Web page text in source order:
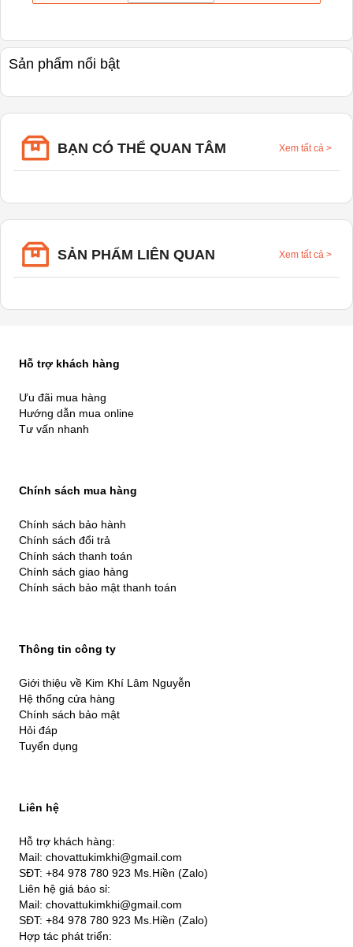
Sản phẩm nổi bật
BẠN CÓ THỂ QUAN TÂM Xem tất cả >
SẢN PHẨM LIÊN QUAN Xem tất cả >
Hỗ trợ khách hàng
Ưu đãi mua hàng
Hướng dẫn mua online
Tư vấn nhanh
Chính sách mua hàng
Chính sách bảo hành
Chính sách đổi trả
Chính sách thanh toán
Chính sách giao hàng
Chính sách bảo mật thanh toán
Thông tin công ty
Giới thiệu về Kim Khí Lâm Nguyễn
Hệ thống cửa hàng
Chính sách bảo mật
Hỏi đáp
Tuyển dụng
Liên hệ
Hỗ trợ khách hàng:
Mail: chovattukimkhi@gmail.com
SĐT: +84 978 780 923 Ms.Hiền (Zalo)
Liên hệ giá báo sỉ:
Mail: chovattukimkhi@gmail.com
SĐT: +84 978 780 923 Ms.Hiền (Zalo)
Hợp tác phát triển: